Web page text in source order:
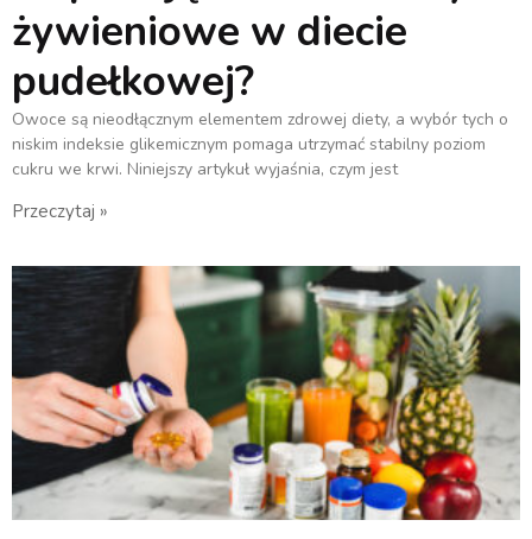
żywieniowe w diecie
pudełkowej?
Owoce są nieodłącznym elementem zdrowej diety, a wybór tych o
niskim indeksie glikemicznym pomaga utrzymać stabilny poziom
cukru we krwi. Niniejszy artykuł wyjaśnia, czym jest
Przeczytaj »